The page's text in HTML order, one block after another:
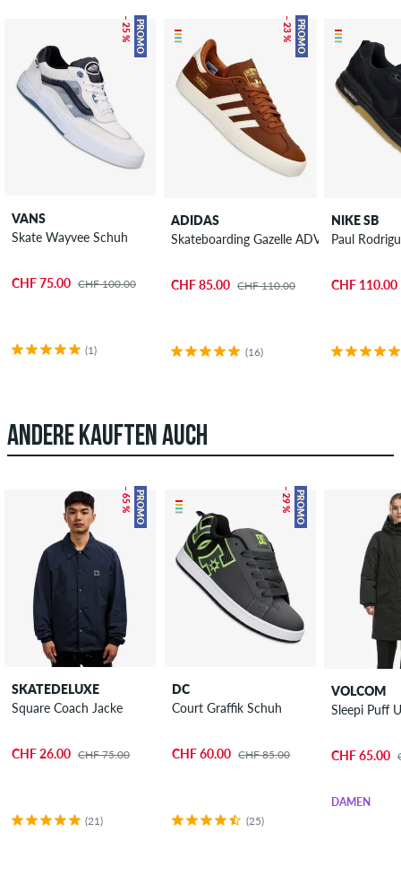
PROMO
– 25 %
VANS
Skate Wayvee Schuh
CHF 75.00 CHF 100.00
(1)
PROMO
– 23 %
ADIDAS
Skateboarding Gazelle ADV Schuh
CHF 85.00 CHF 110.00
(16)
NIKE SB
Paul
CHF 110.00
ANDERE KAUFTEN AUCH
PROMO
– 65 %
SKATEDELUXE
Square Coach Jacke
CHF 26.00 CHF 75.00
(21)
PROMO
– 29 %
DC
Court Graffik Schuh
CHF 60.00 CHF 85.00
(25)
VOLCOM
CHF 65.00
DAMEN